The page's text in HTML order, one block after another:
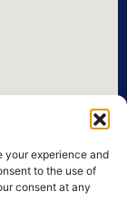
your experience and
to the use of
consent at any